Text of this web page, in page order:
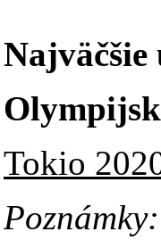
Najväčšie
Tokio